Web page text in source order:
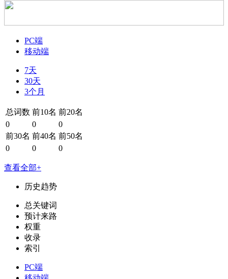
PC端
移动端
7天
30天
3个月
总词数 前10名 前20名
0
0
0
前30名 前40名 前50名
0
0 0
查看全部+
历史趋势
总关键词
预计来路
权重
收录
索引
PC端